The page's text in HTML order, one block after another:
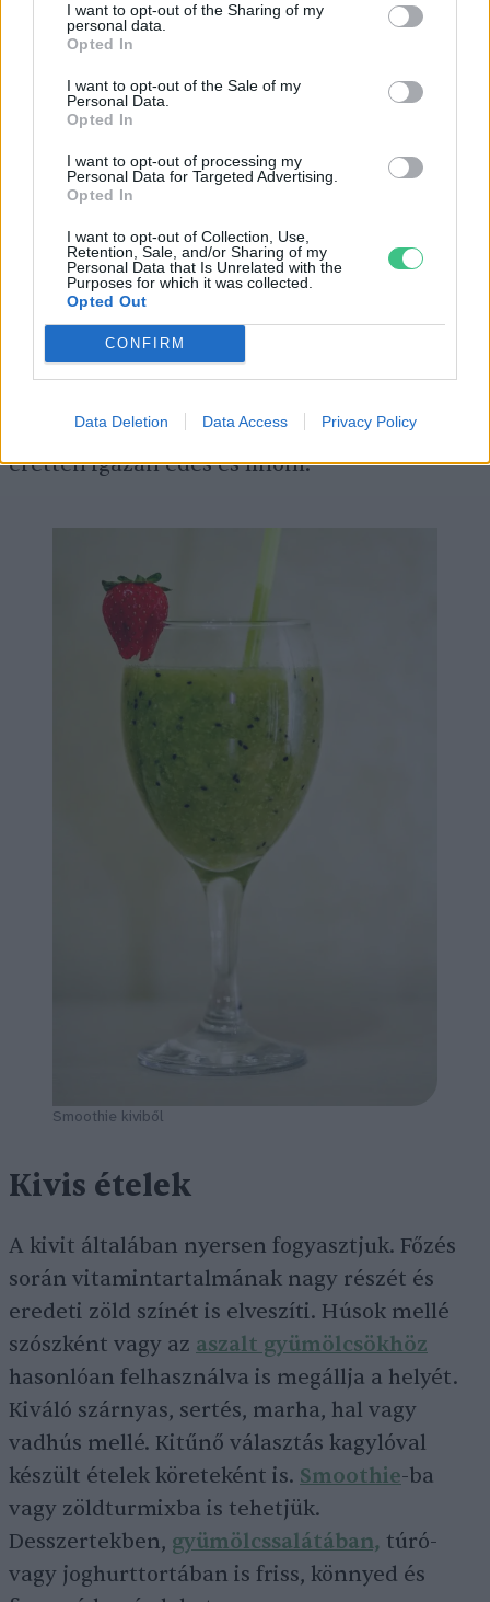
I want to opt-out of the Sharing of my
personal data.
Opted In
I want to opt-out of the Sale of my
Personal Data.
Opted In
I want to opt-out of processing my
Personal Data for Targeted Advertising.
Opted In
I want to opt-out of Collection, Use,
Retention, Sale, and/or Sharing of my
Personal Data that Is Unrelated with the
Purposes for which it was collected.
Opted Out
CONFIRM
Data Deletion Data Access Privacy Policy
kiviszüretidőpontját az első komolyabb
fagyok határozzák meg. A gyümölcsöt nem
éretten szüretelik, utóérő. Hideg helyen több
hónapig is eláll.
Akkor a legízletesebb,
őszibarackéhozhasonlít. Ehhez képest
sokan savanyú gyümölcsként
ismerik. Fanyarsága sokszor annak is
köszönhető, hogy nem teljesen éretten kerül
a boltok polcaira, majd a vásárlók
gyümölcs sajátossága. A házi termesztésű kivi
éretten igazán édes és finom.
Smoothie kiviből
Kivis ételek
A kivit általában nyersen fogyasztjuk. Főzés
során vitamintartalmának nagy részét és
eredeti zöld színét is elveszíti. Húsok mellé
szószként vagy az aszalt gyümölcsökhöz
hasonlóan felhasználva is megállja a helyét.
Kiváló szárnyas, sertés, marha, hal vagy
vadhús mellé. Kitűnő választás kagylóval
készült ételek köreteként is. Smoothie-ba
vagy zöldturmixba is tehetjük.
Desszertekben, gyümölcssalátában, túró-
vagy joghurttortában is friss, könnyed és